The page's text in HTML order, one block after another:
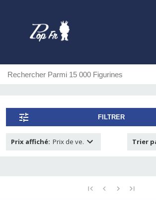
FILTRER
Prix affiché: Prix de ve. Trier